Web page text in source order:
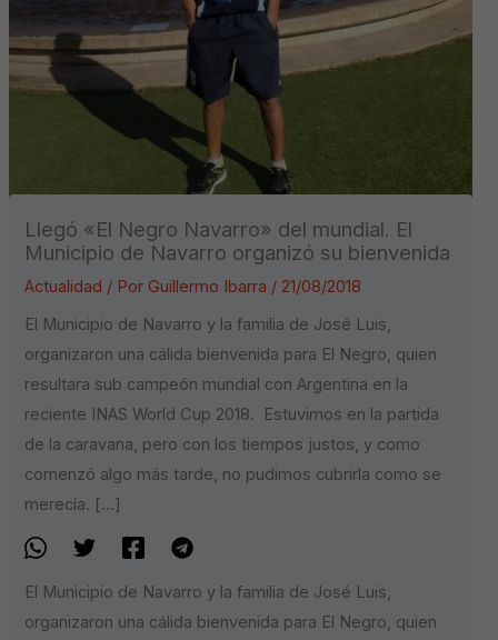
Llegó «El Negro Navarro» del mundial. El
Municipio de Navarro organizó su bienvenida
Actualidad / Por Guillermo Ibarra / 21/08/2018
El Municipio de Navarro y la familia de José Luis,
organizaron una cálida bienvenida para El Negro, quien
resultara sub campeón mundial con Argentina en la
reciente INAS World Cup 2018. Estuvimos en la partida
de la caravana, pero con los tiempos justos, y como
comenzó algo más tarde, no pudimos cubrirla como se
merecía. […]
El Municipio de Navarro y la familia de José Luis,
organizaron una cálida bienvenida para El Negro, quien